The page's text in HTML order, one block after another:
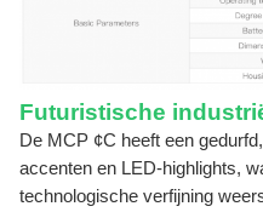
Futuristische
De MCP ¢C heeft een
accenten en LED-highlights,
technologische verfijning